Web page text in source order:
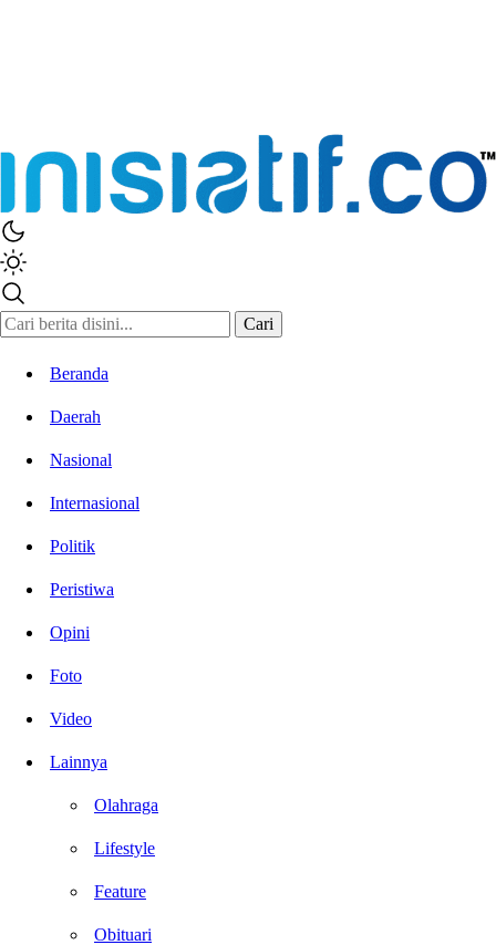
Cari
Beranda
Daerah
Nasional
Internasional
Politik
Peristiwa
Opini
Foto
Video
Lainnya
Olahraga
Lifestyle
Feature
Obituari